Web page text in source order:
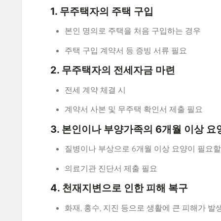
1. 무주택자의 주택 구입
본인 명의로 주택을 처음 구입하는 경우
주택 구입 계약서 등 증빙 서류 필요
2. 무주택자의 전세자금 마련
전세 계약 체결 시
계약서 사본 및 무주택 확인서 제출 필요
3. 본인이나 부양가족의 6개월 이상 요
질병이나 부상으로 6개월 이상 요양이 필요
의료기관 진단서 제출 필요
4. 천재지변으로 인한 피해 복구
화재, 홍수, 지진 등으로 생활에 큰 피해가 발